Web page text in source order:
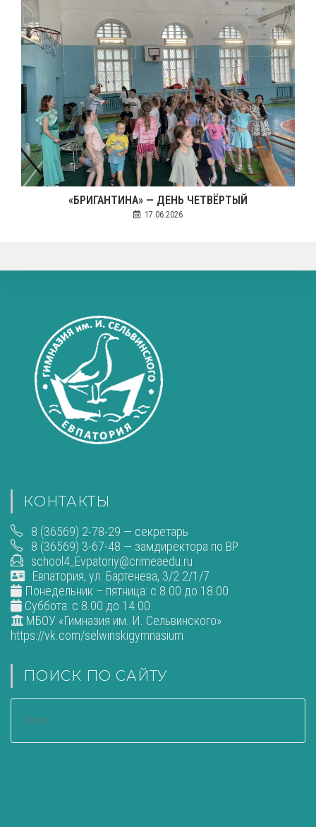
«БРИГАНТИНА» — ДЕНЬ ЧЕТВЁРТЫЙ
17.06.2026
КОНТАКТЫ
8 (36569) 2-78-29 — секретарь
8 (36569) 3-67-48 — замдиректора по ВР
school4_Evpatoriy@crimeaedu.ru
Евпатория, ул. Бартенева, 3/2 2/1/7
Понедельник – пятница: с 8.00 до 18.00
Суббота: с 8.00 до 14.00
МБОУ «Гимназия им. И. Сельвинского»
https://vk.com/selwinskigymnasium
ПОИСК ПО САЙТУ